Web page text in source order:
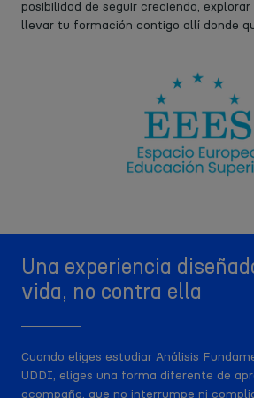
posibilidad de seguir creciendo,
llevar tu formación contigo allí donde
Una experiencia
vida, no contra ella
Cuando eliges estudiar Análisis
UDDI, eliges una forma diferente de
acompaña, que no interrumpe ni